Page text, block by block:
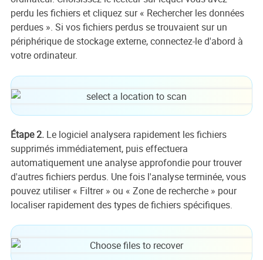
perdu les fichiers et cliquez sur « Rechercher les données
perdues ». Si vos fichiers perdus se trouvaient sur un
périphérique de stockage externe, connectez-le d'abord à
votre ordinateur.
Étape 2.Le logiciel analysera rapidement les fichiers
supprimés immédiatement, puis effectuera
automatiquement une analyse approfondie pour trouver
d'autres fichiers perdus. Une fois l'analyse terminée, vous
pouvez utiliser « Filtrer » ou « Zone de recherche » pour
localiser rapidement des types de fichiers spécifiques.